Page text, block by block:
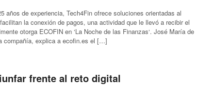
años de experiencia, Tech4Fin ofrece soluciones orientadas al
la conexión de pagos, una actividad que le llevó a recibir el
otorga ECOFIN en ‘La Noche de las Finanzas‘. José María de
compañía, explica a ecofin.es el […]
frente al reto digital